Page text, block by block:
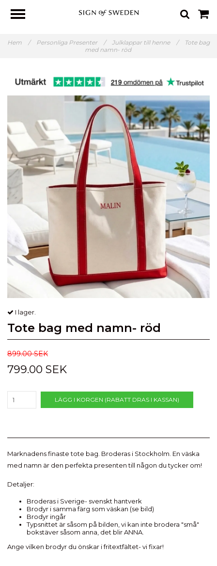
Hem / Personliga Presenter / Julklappar till henne /
Tote bag
med namn- röd
I lager.
Tote bag med namn- röd
899.00 SEK
799.00 SEK
LÄGG I KORGEN (RABATT DRAS I KASSAN)
Marknadens finaste tote bag. Broderas i Stockholm. En väska
med namn är den perfekta presenten till någon du tycker om!
Detaljer:
Broderas i Sverige- svenskt hantverk
Brodyr i samma färg som väskan (se bild)
Brodyr ingår
Typsnittet är såsom på bilden, vi kan inte brodera "små"
bokstäver såsom anna, det blir ANNA.
Ange vilken brodyr du önskar i fritextfältet- vi fixar!